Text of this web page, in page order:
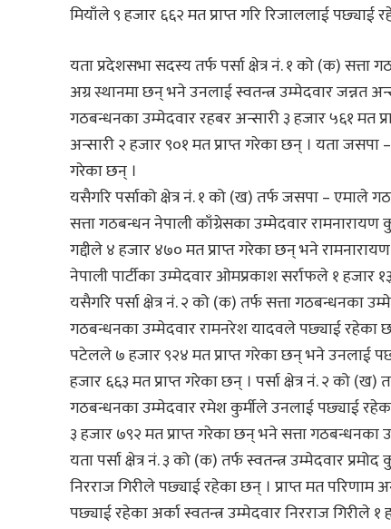
मियाँले ९ हजार ६६२ मत प्राप्त गरि रिजाललाई पछ्याई
यता प्रदेशसभा सदस्य तर्फ पर्सा क्षेत्र नं. १ को (क)
अग्र स्थानमा छन् भने उनलाई स्वतन्त्र उम्मेदवार जन्नत
गठबन्धनका उम्मेदवार रहबर अन्सारी ३ हजार ५६१ मत
अन्सारी २ हजार ९०१ मत प्राप्त गरेका छन् । यता
गरेका छन् ।
यसैगरि पर्साको क्षेत्र नं. १ को (ख) तर्फ जसपा – एमाले
सत्ता गठबन्धन नेपाली काँग्रेसका उम्मेदवार
गद्दीले ४ हजार ४७० मत प्राप्त गरेका छन् भने
नेपाली पार्टीका उम्मेदवार ओमप्रकाश सर्राफले १ हजार
यसैगरि पर्सा क्षेत्र नं. २ को (क) तर्फ सत्ता गठबन्धनका
गठबन्धनका उम्मेदवार रामनरेश यादवले पछ्याई रहेका
पटेलले ७ हजार ९२४ मत प्राप्त गरेका छन् भने उनलाई
हजार ६६३ मत प्राप्त गरेका छन् । पर्सा क्षेत्र नं. २ को
गठबन्धनका उम्मेदवार रमेश कुर्मीले उनलाई पछ्याई
३ हजार ७९२ मत प्राप्त गरेका छन् भने सत्ता गठबन्धनका
यता पर्सा क्षेत्र नं. ३ को (क) तर्फ स्वतन्त्र उम्मेदवार
निरराज गिरीले पछ्याई रहेका छन् । प्राप्त मत
पछ्याई रहेका अर्का स्वतन्त्र उम्मेदवार निरराज गिरीले